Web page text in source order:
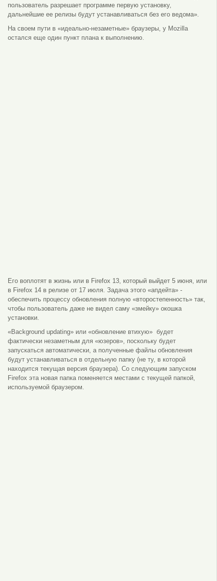
пользователь разрешает программе первую установку,
дальнейшие ее релизы будут устанавливаться без его ведома».
На своем пути в «идеально-незаметные» браузеры, у Mozilla
остался еще один пункт плана к выполнению.
Его воплотят в жизнь или в Firefox 13, который выйдет 5 июня, или
в Firefox 14 в релизе от 17 июля. Задача этого «апдейта» -
обеспечить процессу обновления полную «второстепенность» так,
чтобы пользователь даже не видел саму «змейку» окошка
установки.
«Background updating» или «обновление втихую» будет
фактически незаметным для «юзеров», поскольку будет
запускаться автоматически, а полученные файлы обновления
будут устанавливаться в отдельную папку (не ту, в которой
находится текущая версия браузера). Со следующим запуском
Firefox эта новая папка поменяется местами с текущей папкой,
используемой браузером.